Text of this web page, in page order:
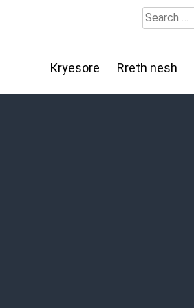
Search
for:
Кryesore Rreth nesh